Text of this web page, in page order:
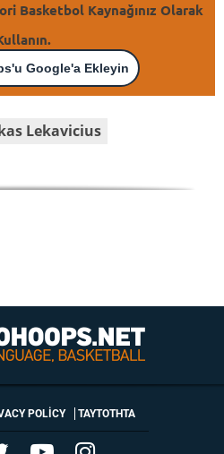
Basketbol Kaynağınız Olarak
Google'a Ekleyin
Lekavicius
POLICY ΤΑΥΤΟΤΗΤΑ